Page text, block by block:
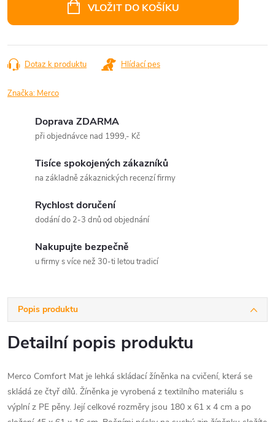
VLOŽIT DO KOŠÍKU
Dotaz k produktu Hlídací pes
Značka: Merco
Doprava ZDARMA
při objednávce nad 1999,- Kč
Tisíce spokojených zákazníků
na základně zákaznických recenzí firmy
Rychlost doručení
dodání do 2-3 dnů od objednání
Nakupujte bezpečně
u firmy s více než 30-ti letou tradicí
Popis produktu
Detailní popis produktu
Merco Comfort Mat je lehká skládací žíněnka na cvičení, která se
skládá ze čtyř dílů. Žíněnka je vyrobená z textilního materiálu s
výplní z PE pěny. Její celkové rozměry jsou 180 x 61 x 4 cm a po